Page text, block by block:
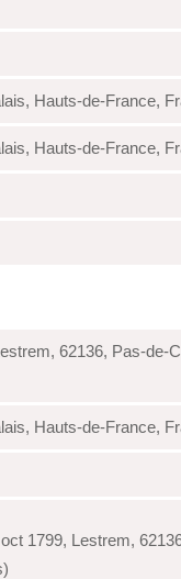
Hauts-de-France,
Hauts-de-France,
62136, Pas-de-
Hauts-de-France,
1799, Lestrem,